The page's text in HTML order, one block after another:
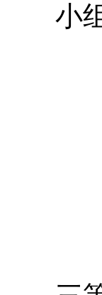
小组